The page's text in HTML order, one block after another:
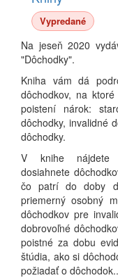
Vypredané
Na jeseň 2020
"Dôchodky".
Kniha vám dá
dôchodkov, na
poistení nárok:
dôchodky, invalidné
dôchodky.
V knihe nájdete
dosiahnete
čo patrí do doby
priemerný osobný
dôchodkov pre
dobrovoľné
poistné za dobu
štúdia, ako si
požiadať o